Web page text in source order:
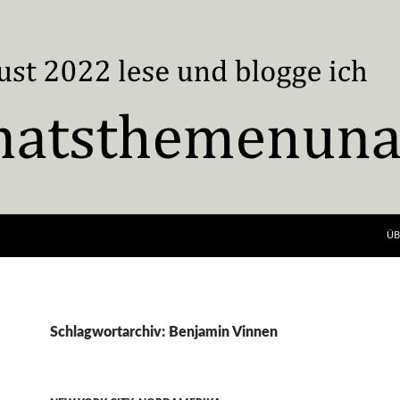
Schlagwortarchiv: Benjamin Vinnen